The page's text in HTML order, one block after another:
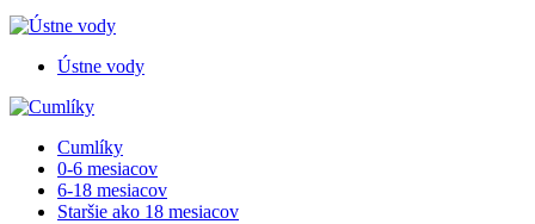
Ústne vody
Cumlíky
0-6 mesiacov
6-18 mesiacov
Staršie ako 18 mesiacov